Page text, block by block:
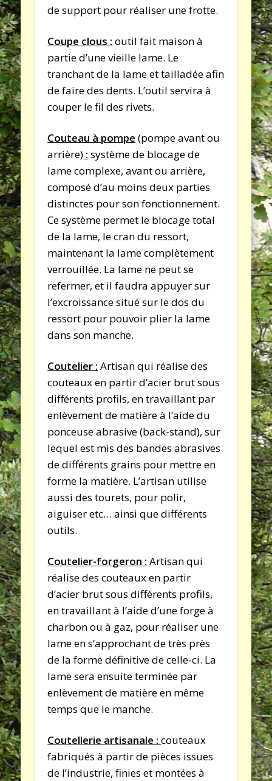
de support pour réaliser une frotte.
Coupe clous : outil fait maison à
partie d’une vieille lame. Le
tranchant de la lame et tailladée afin
de faire des dents. L’outil servira à
couper le fil des rivets.
Couteau à pompe (pompe avant ou
arrière) : système de blocage de
lame complexe, avant ou arrière,
composé d’au moins deux parties
distinctes pour son fonctionnement.
Ce système permet le blocage total
de la lame, le cran du ressort,
maintenant la lame complètement
verrouillée. La lame ne peut se
refermer, et il faudra appuyer sur
l’excroissance situé sur le dos du
ressort pour pouvoir plier la lame
dans son manche.
Coutelier : Artisan qui réalise des
couteaux en partir d’acier brut sous
différents profils, en travaillant par
enlèvement de matière à l’aide du
ponceuse abrasive (back-stand), sur
lequel est mis des bandes abrasives
de différents grains pour mettre en
forme la matière. L’artisan utilise
aussi des tourets, pour polir,
aiguiser etc… ainsi que différents
outils.
Coutelier-forgeron : Artisan qui
réalise des couteaux en partir
d’acier brut sous différents profils,
en travaillant à l’aide d’une forge à
charbon ou à gaz, pour réaliser une
lame en s’approchant de très près
de la forme définitive de celle-ci. La
lame sera ensuite terminée par
enlèvement de matière en même
temps que le manche.
Coutellerie artisanale :couteaux
fabriqués à partir de pièces issues
de l’industrie, finies et montées à